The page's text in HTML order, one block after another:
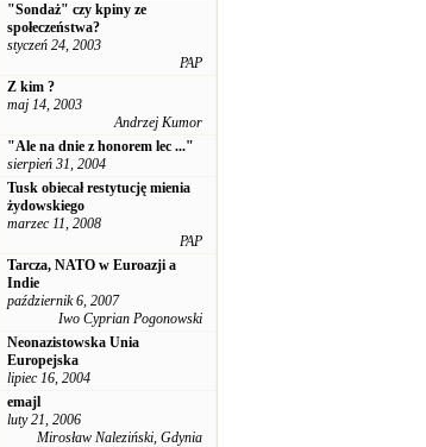
"Sondaż" czy kpiny ze
społeczeństwa?
styczeń 24, 2003
PAP
Z kim ?
maj 14, 2003
Andrzej Kumor
"Ale na dnie z honorem lec ..."
sierpień 31, 2004
Tusk obiecał restytucję mienia
żydowskiego
marzec 11, 2008
PAP
Tarcza, NATO w Euroazji a
Indie
październik 6, 2007
Iwo Cyprian Pogonowski
Neonazistowska Unia
Europejska
lipiec 16, 2004
emajl
luty 21, 2006
Mirosław Naleziński, Gdynia